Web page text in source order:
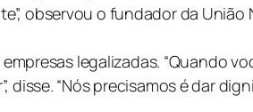
observou o fundador da União
legalizadas. “Quando
“Nós precisamos é dar